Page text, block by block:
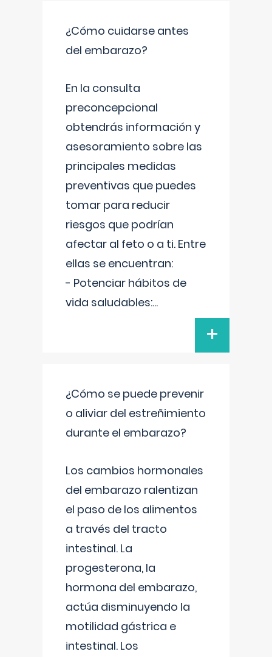
¿Cómo cuidarse antes
del embarazo?
En la consulta
preconcepcional
obtendrás información y
asesoramiento sobre las
principales medidas
preventivas que puedes
tomar para reducir
riesgos que podrían
afectar al feto o a ti. Entre
ellas se encuentran:
- Potenciar hábitos de
vida saludables:...
+
¿Cómo se puede prevenir
o aliviar del estreñimiento
durante el embarazo?
Los cambios hormonales
del embarazo ralentizan
el paso de los alimentos
a través del tracto
intestinal. La
progesterona, la
hormona del embarazo,
actúa disminuyendo la
motilidad gástrica e
intestinal. Los